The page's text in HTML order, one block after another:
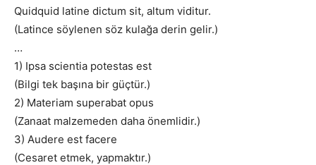
Quidquid latine dictum sit, altum viditur.
(Latince söylenen söz kulağa derin gelir.)
…
1) Ipsa scientia potestas est
(Bilgi tek başına bir güçtür.)
2) Materiam superabat opus
(Zanaat malzemeden daha önemlidir.)
3) Audere est facere
(Cesaret etmek, yapmaktır.)